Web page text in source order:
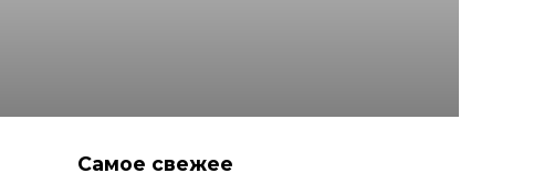
Самое свежее